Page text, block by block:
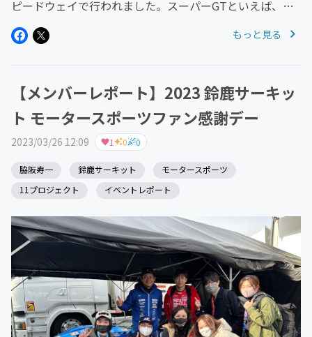
ピードウェイで行われました。スーパーGTといえば、我
TEAM SARD の監督として参加している、国内最高峰の
もっと見る
【メンバーレポート】2023 鈴鹿サーキッ
ト モータースポーツファン感謝デー
2023/03/26 12:09 1 0 0
脇阪寿一 鈴鹿サーキット
モータースポーツ
11プロジェクト
イベントレポート